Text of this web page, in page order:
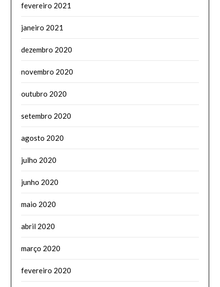
fevereiro 2021
janeiro 2021
dezembro 2020
novembro 2020
outubro 2020
setembro 2020
agosto 2020
julho 2020
junho 2020
maio 2020
abril 2020
março 2020
fevereiro 2020